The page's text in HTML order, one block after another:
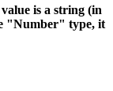
is a string (in
"Number" type, it